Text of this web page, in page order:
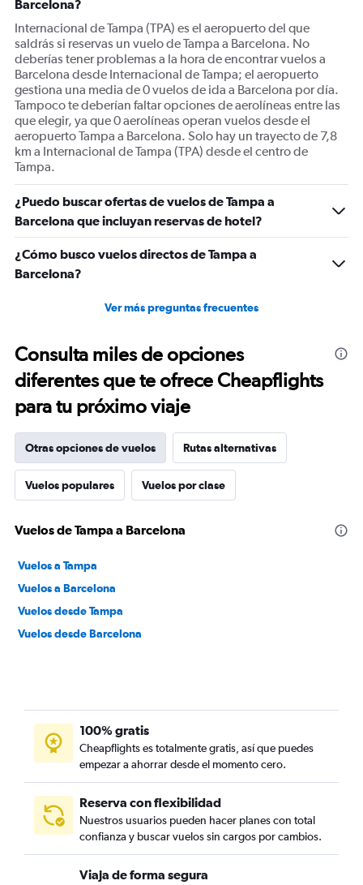
axis
displaying
values.
Range:
0
to
1500.
Barcelona?
Internacional de Tampa (TPA) es el aeropuerto del que
saldrás si reservas un vuelo de Tampa a Barcelona. No
deberías tener problemas a la hora de encontrar vuelos a
Barcelona desde Internacional de Tampa; el aeropuerto
gestiona una media de 0 vuelos de ida a Barcelona por día.
Tampoco te deberían faltar opciones de aerolíneas entre las
que elegir, ya que 0 aerolíneas operan vuelos desde el
aeropuerto Tampa a Barcelona. Solo hay un trayecto de 7,8
km a Internacional de Tampa (TPA) desde el centro de
Tampa.
¿Puedo buscar ofertas de vuelos de Tampa a
Barcelona que incluyan reservas de hotel?
¿Cómo busco vuelos directos de Tampa a
Barcelona?
Ver más preguntas frecuentes
Consulta miles de opciones
diferentes que te ofrece Cheapflights
para tu próximo viaje
Otras opciones de vuelos Rutas alternativas
Vuelos populares Vuelos por clase
Vuelos de Tampa a Barcelona
Vuelos a Tampa
Vuelos a Barcelona
Vuelos desde Tampa
Vuelos desde Barcelona
100% gratis
Cheapflights es totalmente gratis, así que puedes
empezar a ahorrar desde el momento cero.
Reserva con flexibilidad
Nuestros usuarios pueden hacer planes con total
confianza y buscar vuelos sin cargos por cambios.
Viaja de forma segura